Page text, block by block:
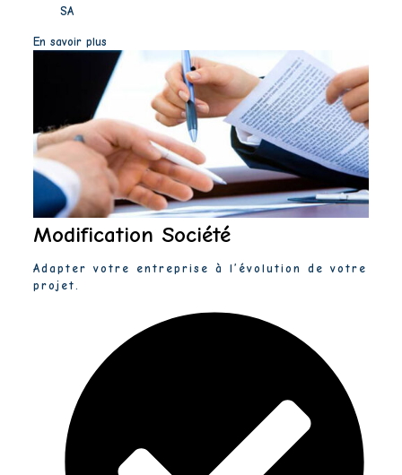
SA
En savoir plus
Modification Société
Adapter votre entreprise à l’évolution de votre
projet.